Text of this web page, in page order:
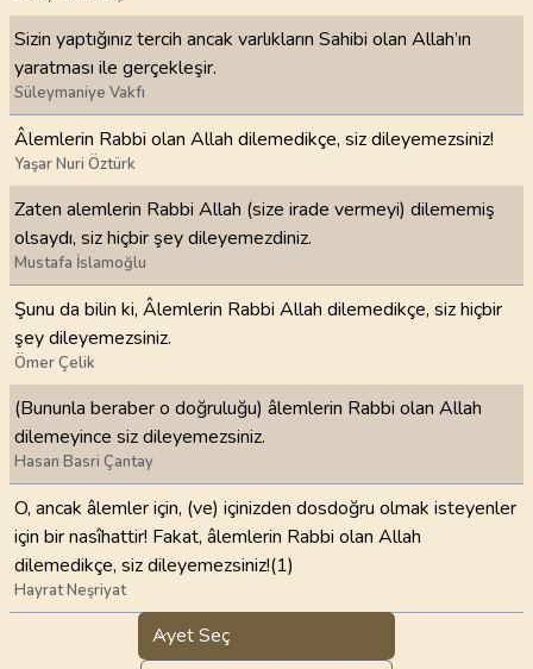
Sizin yaptığınız tercih ancak varlıkların Sahibi olan Allah’ın
yaratması ile gerçekleşir.
Süleymaniye Vakfı
Âlemlerin Rabbi olan Allah dilemedikçe, siz dileyemezsiniz!
Yaşar Nuri Öztürk
Zaten alemlerin Rabbi Allah (size irade vermeyi) dilememiş
olsaydı, siz hiçbir şey dileyemezdiniz.
Mustafa İslamoğlu
Şunu da bilin ki, Âlemlerin Rabbi Allah dilemedikçe, siz hiçbir
şey dileyemezsiniz.
Ömer Çelik
(Bununla beraber o doğruluğu) âlemlerin Rabbi olan Allah
dilemeyince siz dileyemezsiniz.
Hasan Basri Çantay
O, ancak âlemler için, (ve) içinizden dosdoğru olmak isteyenler
için bir nasîhattir! Fakat, âlemlerin Rabbi olan Allah
dilemedikçe, siz dileyemezsiniz!(1)
Hayrat Neşriyat
Ayet Seç